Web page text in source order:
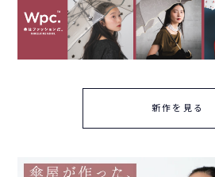
新作を見る